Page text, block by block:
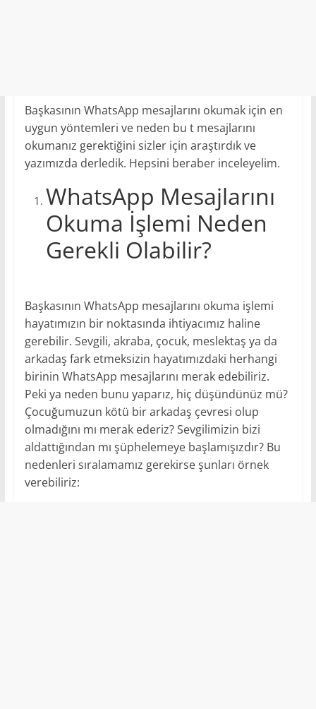
Başkasının WhatsApp mesajlarını okumak için en
uygun yöntemleri ve neden bu t mesajlarını
okumanız gerektiğini sizler için araştırdık ve
yazımızda derledik. Hepsini beraber inceleyelim.
WhatsApp Mesajlarını
Okuma İşlemi Neden
Gerekli Olabilir?
Başkasının WhatsApp mesajlarını okuma işlemi
hayatımızın bir noktasında ihtiyacımız haline
gerebilir. Sevgili, akraba, çocuk, meslektaş ya da
arkadaş fark etmeksizin hayatımızdaki herhangi
birinin WhatsApp mesajlarını merak edebiliriz.
Peki ya neden bunu yaparız, hiç düşündünüz mü?
Çocuğumuzun kötü bir arkadaş çevresi olup
olmadığını mı merak ederiz? Sevgilimizin bizi
aldattığından mı şüphelemeye başlamışızdır? Bu
nedenleri sıralamamız gerekirse şunları örnek
verebiliriz: